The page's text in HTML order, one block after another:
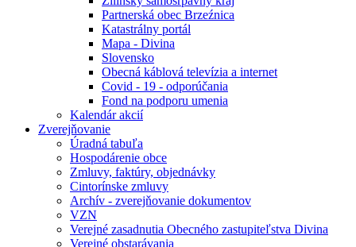
Partnerská obec Brzeźnica
Katastrálny portál
Mapa - Divina
Slovensko
Obecná káblová televízia a internet
Covid - 19 - odporúčania
Fond na podporu umenia
Kalendár akcií
Zverejňovanie
Úradná tabuľa
Hospodárenie obce
Zmluvy, faktúry, objednávky
Cintorínske zmluvy
Archív - zverejňovanie dokumentov
VZN
Verejné zasadnutia Obecného zastupiteľstva Divina
Verejné obstarávania